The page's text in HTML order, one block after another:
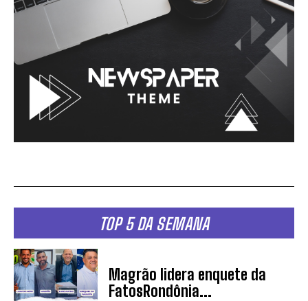
TOP 5 DA SEMANA
Magrão lidera enquete da
FatosRondônia...